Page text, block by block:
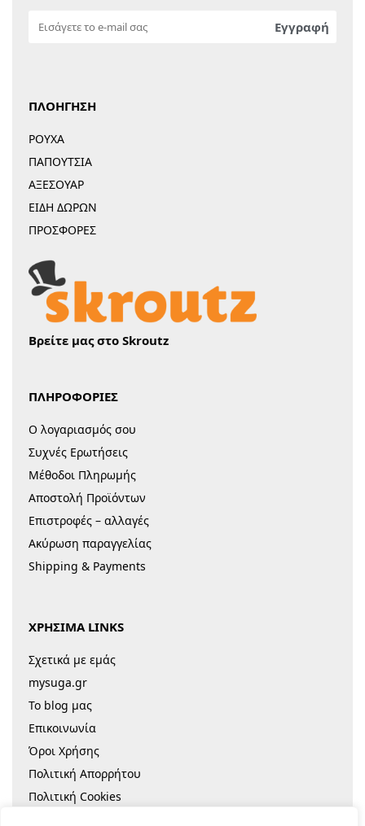
ΠΛΟΗΓΗΣΗ
ΡΟΥΧΑ
ΠΑΠΟΥΤΣΙΑ
ΑΞΕΣΟΥΑΡ
ΕΙΔΗ ΔΩΡΩΝ
ΠΡΟΣΦΟΡΕΣ
Βρείτε μας στο Skroutz
ΠΛΗΡΟΦΟΡΙΕΣ
Ο λογαριασμός σου
Συχνές Ερωτήσεις
Μέθοδοι Πληρωμής
Αποστολή Προϊόντων
Επιστροφές – αλλαγές
Ακύρωση παραγγελίας
Shipping & Payments
ΧΡΗΣΙΜΑ LINKS
Σχετικά με εμάς
mysuga.gr
Το blog μας
Επικοινωνία
Όροι Χρήσης
Πολιτική Απορρήτου
Πολιτική Cookies